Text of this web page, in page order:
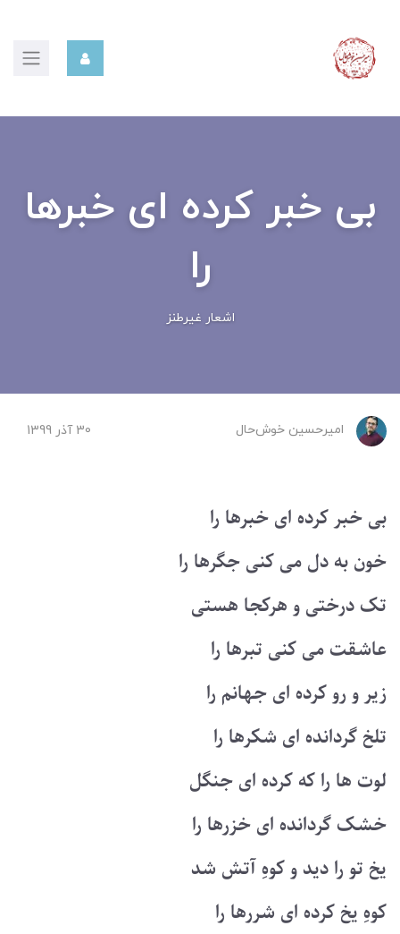
بی خبر کرده ای خبرها
را
اشعار غیرطنز
امیرحسین ‌خوش‌حال 30 آذر 1399
بی خبر کرده ای خبرها را
خون به دل می کنی جگرها را
تک درختی و هرکجا هستی
عاشقت می کنی تبرها را
زیر و رو کرده ای جهانم را
تلخ گردانده ای شکرها را
لوت ها را که کرده ای جنگل
خشک گردانده ای خزرها را
یخ تو را دید و کوهِ آتش شد
کوهِ یخ کرده ای شررها را